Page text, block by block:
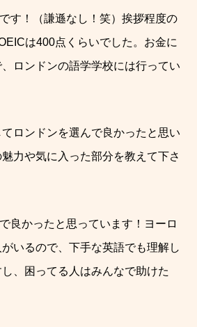
す！（謙遜なし！笑）挨拶程度の
は400点くらいでした。 お金に
ロンドンの語学学校には行ってい
ロンドンを選んで良かったと思い
力や気に入った部分を教えて下さ
良かったと思っています！ ヨーロ
いるので、下手な英語でも理解し
、困ってる人はみんなで助けた